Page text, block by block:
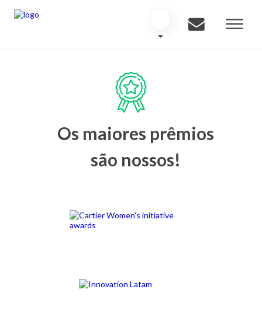
Os maiores prêmios
são nossos!